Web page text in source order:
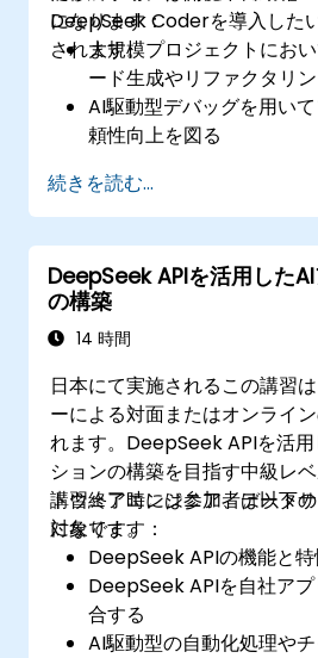
DeepSeek Coderを導入した
されます。
になります：
大規模プロジェクトにお
ード生成やリファクタリ
AI駆動型デバッグを用い
頼性向上を図る
DeepSeek Coderを統合す
ソフトウェアエンジニア
いてAIによる高度な自動
続きを読む...
DeepSeek APIを活用した
の構築
14 時間
日本にて実施されるこの講習
ーによる対面またはオンライ
れます。DeepSeek APIを活
ションの構築を目指す中級レ
トウェアエンジニア、データ
対象です。
講習終了時には参加者は以下
になります：
DeepSeek APIの機能と
DeepSeek APIを自社ア
合する
AI駆動型の自動化処理や